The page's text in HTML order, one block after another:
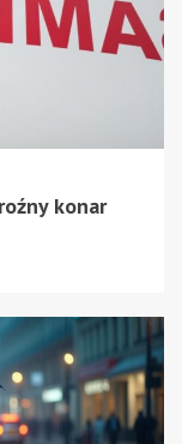
konar